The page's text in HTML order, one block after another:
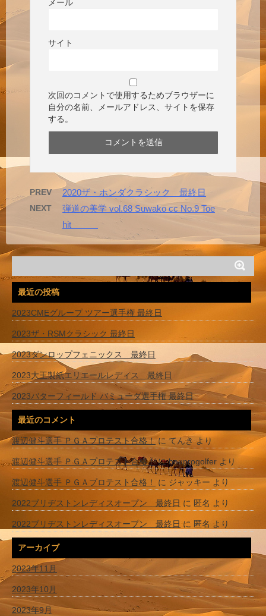
メール
サイト
次回のコメントで使用するためブラウザーに
自分の名前、メールアドレス、サイトを保存
する。
PREV 2020ザ・ホンダクラシック 最終日
NEXT
弾道の美学 vol.68 Suwako cc No.9 Toe
hit
最近の投稿
2023CMEグループ ツアー選手権 最終日
2023ザ・RSMクラシック 最終日
2023ダンロップフェニックス 最終日
2023大王製紙エリエールレディス 最終日
2023バターフィールド バミューダ選手権 最終日
最近のコメント
渡辺健斗選手 ＰＧＡプロテスト合格！に てんきより
渡辺健斗選手 ＰＧＡプロテスト合格！にbouprogolfer より
渡辺健斗選手 ＰＧＡプロテスト合格！ に ジャッキー より
2022ブリヂストンレディスオープン 最終日 に 匿名 より
2022ブリヂストンレディスオープン 最終日 に 匿名 より
アーカイブ
2023年11月
2023年10月
2023年9月